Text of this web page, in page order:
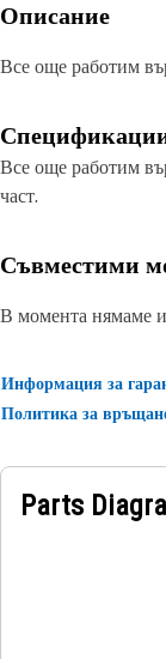
Описание
Все още работим
Все още работим
част.
Съвместими
В момента нямаме
Информация за
Политика за
Parts